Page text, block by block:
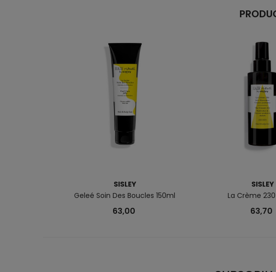
SISLEY
Geleé Soin Des Boucles 150ml
63,00
SISLEY
La Crème 230
63,70